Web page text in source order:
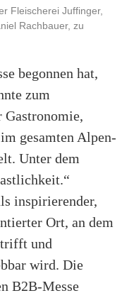
Fleischerei Juffinger,
Rachbauer, zu
begonnen hat,
zum
Gastronomie,
gesamten Alpen-
Unter dem
inspirierender,
Ort, an dem
und
wird. Die
B2B-Messe